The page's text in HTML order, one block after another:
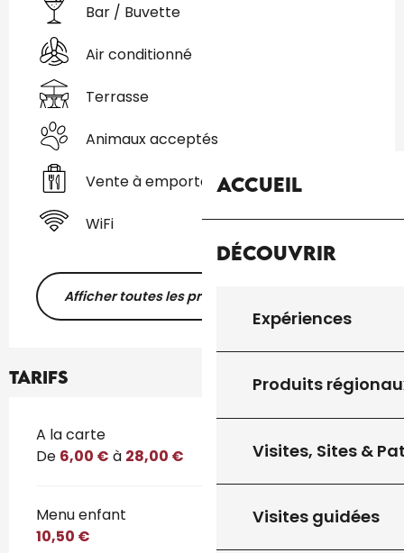
Accueil
Découvrir
Expériences
Produits
Visites, Sites &
Visites guidées
Bar / Buvette
Air conditionné
Terrasse
Animaux acceptés
Vente à emporter
WiFi
Afficher toutes les prestations
Tarifs
Tarifs 2026
A la carte
De 6,00 € à 28,00 €
Menu enfant
10,50 €